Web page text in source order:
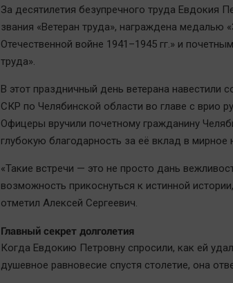
За десятилетия безупречного труда Евдокия
звания «Ветеран труда», награждена медалью
Отечественной войне 1941–1945 гг.» и
труда».
В этот праздничный день ветерана навестили
СКР по Челябинской области во главе с врио
Офицеры вручили почетному гражданину
глубокую благодарность за её вклад в мирное
«Такие встречи — это не просто дань
возможность прикоснуться к истинной
отметил Алексей Сергеевич.
Главный секрет долголетия
Когда Евдокию Петровну спросили, как ей
душевное равновесие спустя столетие, она